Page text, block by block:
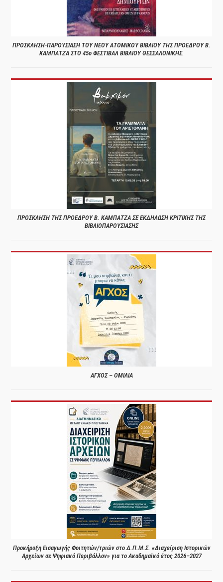
ΠΡΟΣΚΛΗΣΗ-ΠΑΡΟΥΣΙΑΣΗ ΤΟΥ ΝΕΟΥ ΑΤΟΜΙΚΟΥ ΒΙΒΛΙΟΥ ΤΗΣ ΠΡΟΕΔΡΟΥ Β.
ΚΑΜΠΑΤΖΑ ΣΤΟ 45ο ΦΕΣΤΙΒΑΛ ΒΙΒΛΙΟΥ ΘΕΣΣΑΛΟΝΙΚΗΣ.
ΠΡΟΣΚΛΗΣΗ ΤΗΣ ΠΡΟΕΔΡΟΥ Β. ΚΑΜΠΑΤΖΑ ΣΕ ΕΚΔΗΛΩΣΗ ΚΡΙΤΙΚΗΣ ΤΗΣ
ΒΙΒΛΙΟΠΑΡΟΥΣΙΑΣΗΣ
ΑΓΧΟΣ – ΟΜΙΛΙΑ
Προκήρυξη Εισαγωγής Φοιτητών/τριών στο Δ.Π.Μ.Σ. «Διαχείριση Ιστορικών
Αρχείων σε Ψηφιακό Περιβάλλον» για το Ακαδημαϊκό έτος 2026–2027